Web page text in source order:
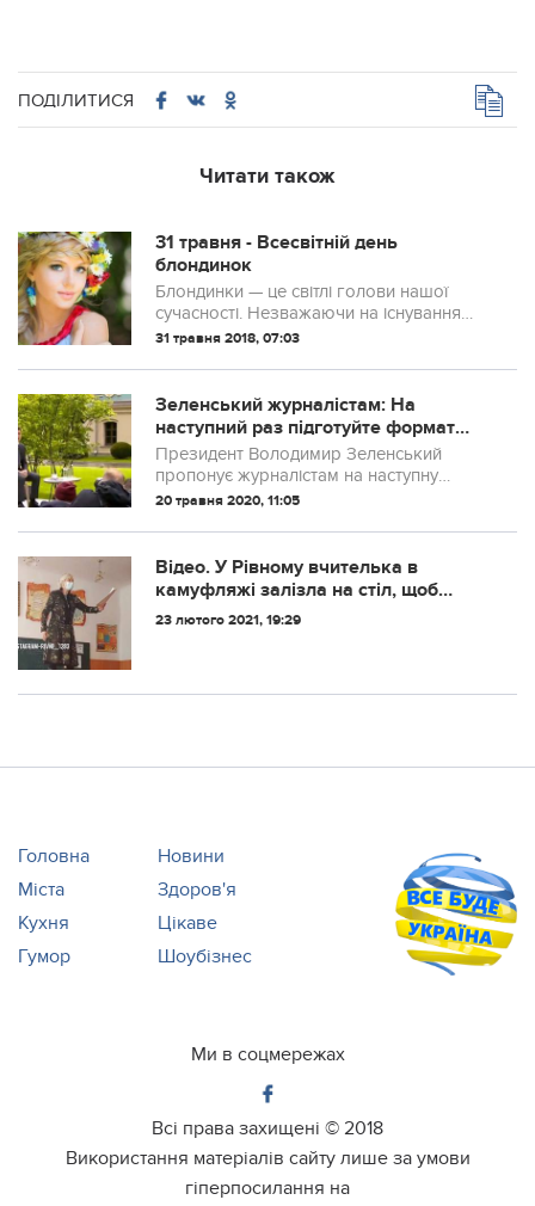
ПОДІЛИТИСЯ
Читати також
31 травня - Всесвітній день
блондинок
Блондинки — це світлі голови нашої
сучасності. Незважаючи на існування
безлічі стереотипів, пов'язаних з
залишаються найбільш бажаними для
чолові...
31 травня 2018, 07:03
Зеленський журналістам: На
наступний раз підготуйте формат
пресконференції
Президент Володимир Зеленський
пропонує журналістам на наступну
пресконференцію підготувати
дозволив брати участь у ній усім охочим.
20 травня 2020, 11:05
Відео. У Рівному вчителька в
камуфляжі залізла на стіл, щоб
розповісти школярам про Майдан
23 лютого 2021, 19:29
Головна
Новини
Міста
Здоров'я
Кухня
Цікаве
Гумор
Шоубізнес
Ми в соцмережах
Всі права захищені © 2018
Використання матеріалів сайту лише за умови
гіперпосилання на